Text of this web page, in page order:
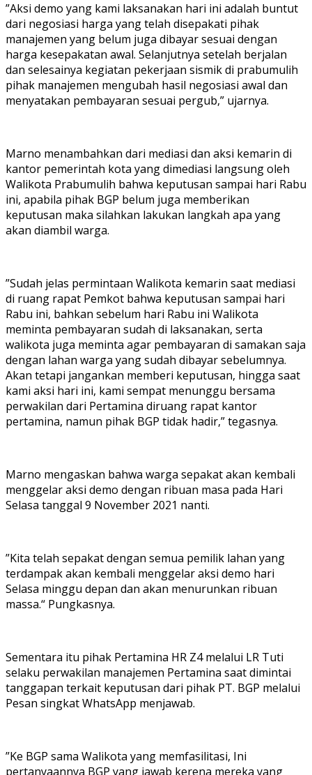
”Aksi demo yang kami laksanakan hari ini adalah buntut
dari negosiasi harga yang telah disepakati pihak
manajemen yang belum juga dibayar sesuai dengan
harga kesepakatan awal. Selanjutnya setelah berjalan
dan selesainya kegiatan pekerjaan sismik di prabumulih
pihak manajemen mengubah hasil negosiasi awal dan
menyatakan pembayaran sesuai pergub,” ujarnya.
Marno menambahkan dari mediasi dan aksi kemarin di
kantor pemerintah kota yang dimediasi langsung oleh
Walikota Prabumulih bahwa keputusan sampai hari Rabu
ini, apabila pihak BGP belum juga memberikan
keputusan maka silahkan lakukan langkah apa yang
akan diambil warga.
”Sudah jelas permintaan Walikota kemarin saat mediasi
di ruang rapat Pemkot bahwa keputusan sampai hari
Rabu ini, bahkan sebelum hari Rabu ini Walikota
meminta pembayaran sudah di laksanakan, serta
walikota juga meminta agar pembayaran di samakan saja
dengan lahan warga yang sudah dibayar sebelumnya.
Akan tetapi jangankan memberi keputusan, hingga saat
kami aksi hari ini, kami sempat menunggu bersama
perwakilan dari Pertamina diruang rapat kantor
pertamina, namun pihak BGP tidak hadir,” tegasnya.
Marno mengaskan bahwa warga sepakat akan kembali
menggelar aksi demo dengan ribuan masa pada Hari
Selasa tanggal 9 November 2021 nanti.
”Kita telah sepakat dengan semua pemilik lahan yang
terdampak akan kembali menggelar aksi demo hari
Selasa minggu depan dan akan menurunkan ribuan
massa.“ Pungkasnya.
Sementara itu pihak Pertamina HR Z4 melalui LR Tuti
selaku perwakilan manajemen Pertamina saat dimintai
tanggapan terkait keputusan dari pihak PT. BGP melalui
Pesan singkat WhatsApp menjawab.
”Ke BGP sama Walikota yang memfasilitasi, Ini
pertanyaannya BGP yang jawab kerena mereka yang